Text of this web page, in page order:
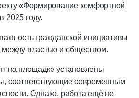
«Формирование комфортной
2025 году.
гражданской инициативы
между властью и обществом.
на площадке установлены
соответствующие современным
Однако, работа ещё не